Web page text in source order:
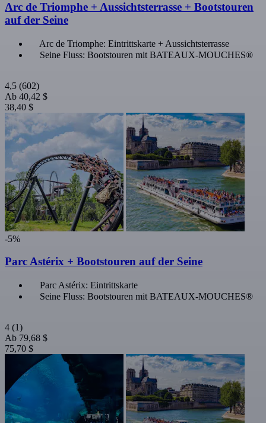
Arc de Triomphe + Aussichtsterrasse + Bootstouren
auf der Seine
Arc de Triomphe: Eintrittskarte + Aussichtsterrasse
Seine Fluss: Bootstouren mit BATEAUX-MOUCHES®
4,5 (602)
Ab 40,42 $
38,40 $
-5%
Parc Astérix + Bootstouren auf der Seine
Parc Astérix: Eintrittskarte
Seine Fluss: Bootstouren mit BATEAUX-MOUCHES®
4 (1)
Ab 79,68 $
75,70 $